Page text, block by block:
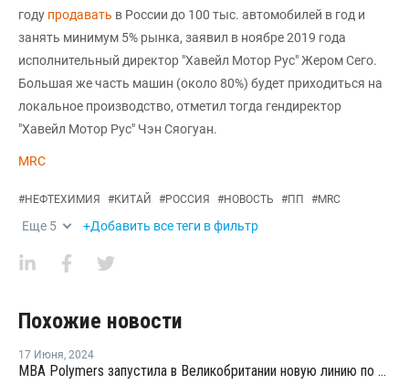
году продавать в России до 100 тыс. автомобилей в год и
занять минимум 5% рынка, заявил в ноябре 2019 года
исполнительный директор "Хавейл Мотор Рус" Жером Сего.
Большая же часть машин (около 80%) будет приходиться на
локальное производство, отметил тогда гендиректор
"Хавейл Мотор Рус" Чэн Сяогуан.
MRC
#НЕФТЕХИМИЯ #КИТАЙ #РОССИЯ #НОВОСТЬ #ПП #MRC
Еще 5 +Добавить все теги в фильтр
Похожие новости
17 Июня, 2024
MBA Polymers запустила в Великобритании новую линию по переработке ПП из автомобильных бамперов